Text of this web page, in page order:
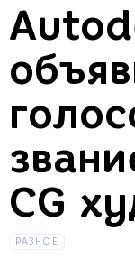
CG
РАЗНОЕ